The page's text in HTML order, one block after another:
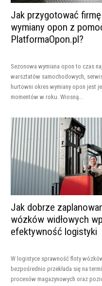
Jak przygotować
wymiany opon z
PlatformaOpon.pl?
Sezonowa wymiana opon to czas
warsztatów samochodowych,
hurtowni okres wymiany opon jest
momentów w roku. Wiosną...
Jak dobrze
wózków widłowych
efektywność logistyki
W logistyce sprawność floty
bezpośrednio przekłada się na
procesów magazynowych oraz